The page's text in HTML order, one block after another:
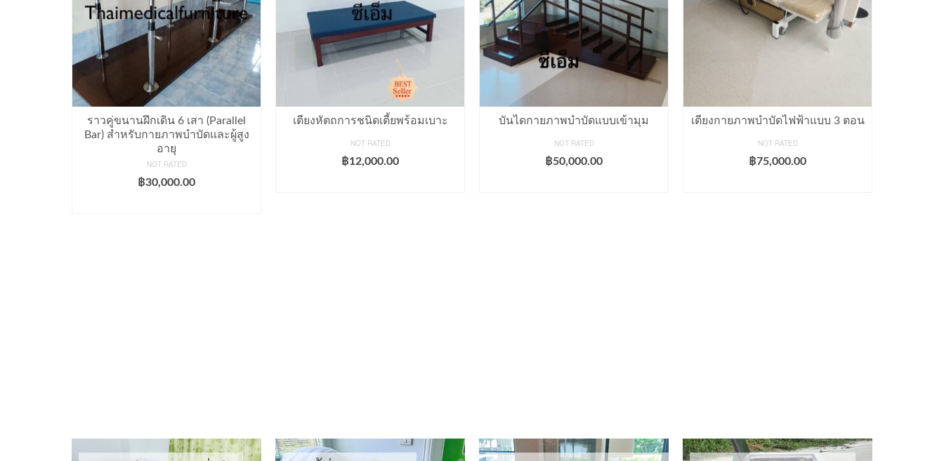
ราวคู่ขนานฝึกเดิน 6 เสา (Parallel
Bar) สำหรับกายภาพบำบัดและผู้สูง
อายุ
NOT RATED
฿30,000.00
เตียงหัตถการชนิดเตี้ยพร้อมเบาะ
NOT RATED
฿12,000.00
บันไดกายภาพบำบัดแบบเข้ามุม
NOT RATED
฿50,000.00
เตียงกายภาพบำบัดไฟฟ้าแบบ 3 ตอน
NOT RATED
฿75,000.00